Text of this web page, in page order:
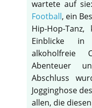
wartete auf
Football, ein
Hip-Hop-Tanz,
Einblicke
alkoholfreie
Abenteuer
Abschluss
Jogginghose
allen, die